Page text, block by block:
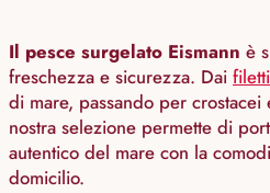
Il pesce surgelato Eismann è
freschezza e sicurezza. Dai
di mare, passando per crostacei
nostra selezione permette di
autentico del mare con la
domicilio.